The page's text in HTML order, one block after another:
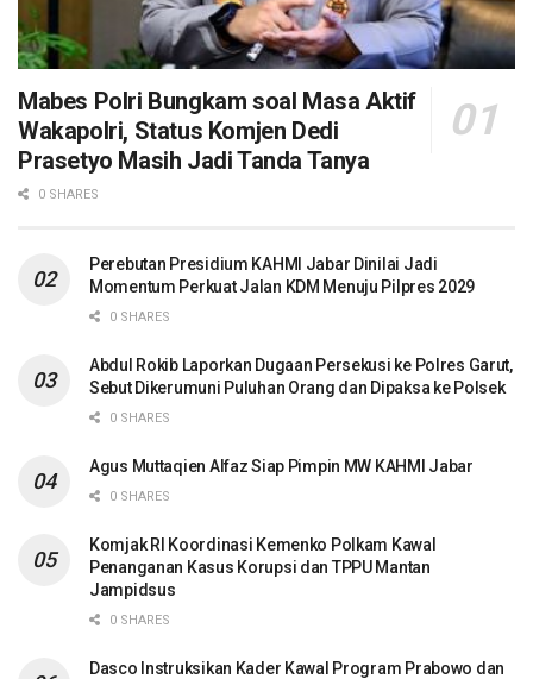
Mabes Polri Bungkam soal Masa Aktif
Wakapolri, Status Komjen Dedi
Prasetyo Masih Jadi Tanda Tanya
0 SHARES
Perebutan Presidium KAHMI Jabar Dinilai Jadi
Momentum Perkuat Jalan KDM Menuju Pilpres 2029
0 SHARES
Abdul Rokib Laporkan Dugaan Persekusi ke Polres Garut,
Sebut Dikerumuni Puluhan Orang dan Dipaksa ke Polsek
0 SHARES
Agus Muttaqien Alfaz Siap Pimpin MW KAHMI Jabar
0 SHARES
Komjak RI Koordinasi Kemenko Polkam Kawal
Penanganan Kasus Korupsi dan TPPU Mantan
Jampidsus
0 SHARES
Dasco Instruksikan Kader Kawal Program Prabowo dan